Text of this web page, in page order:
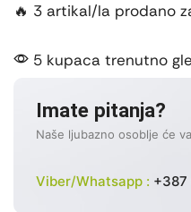
🔥 3 artikal/la prodano
5 kupaca trenutno
Imate pitanja?
Naše ljubazno osoblje će
Viber/Whatsapp : +387